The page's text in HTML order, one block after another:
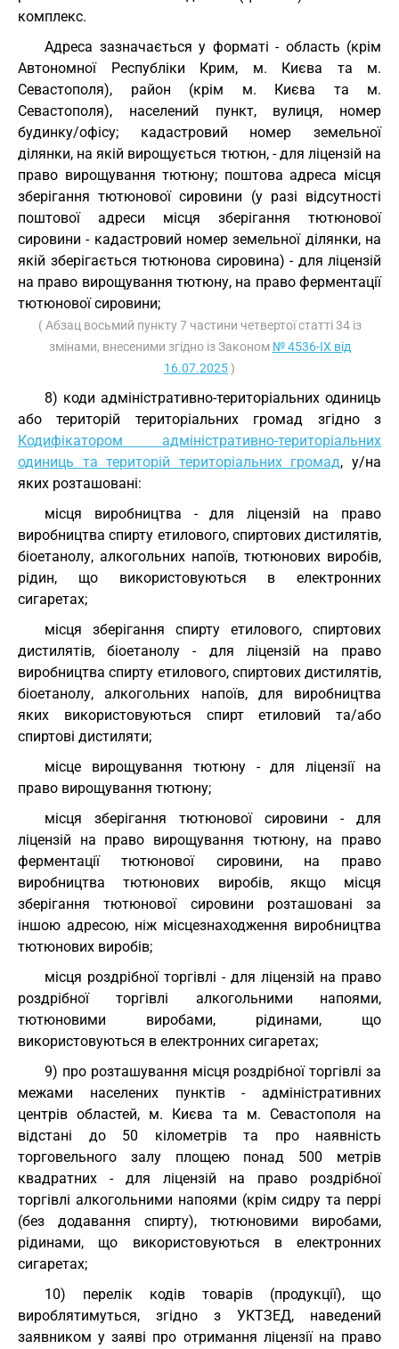
комплекс.
Адреса зазначається у форматі - область (крім
Автономної Республіки Крим, м. Києва та м.
Севастополя), район (крім м. Києва та м.
Севастополя), населений пункт, вулиця, номер
будинку/офісу; кадастровий номер земельної
ділянки, на якій вирощується тютюн, - для ліцензій на
право вирощування тютюну; поштова адреса місця
зберігання тютюнової сировини (у разі відсутності
поштової адреси місця зберігання тютюнової
сировини - кадастровий номер земельної ділянки, на
якій зберігається тютюнова сировина) - для ліцензій
на право вирощування тютюну, на право ферментації
тютюнової сировини;
( Абзац восьмий пункту 7 частини четвертої статті 34 із
змінами, внесеними згідно із Законом № 4536-IX від
16.07.2025)
8) коди адміністративно-територіальних одиниць
або територій територіальних громад згідно з
Кодифікатором адміністративно-територіальних
одиниць та територій територіальних громад, у/на
яких розташовані:
місця виробництва - для ліцензій на право
виробництва спирту етилового, спиртових дистилятів,
біоетанолу, алкогольних напоїв, тютюнових виробів,
рідин, що використовуються в електронних
сигаретах;
місця зберігання спирту етилового, спиртових
дистилятів, біоетанолу - для ліцензій на право
виробництва спирту етилового, спиртових дистилятів,
біоетанолу, алкогольних напоїв, для виробництва
яких використовуються спирт етиловий та/або
спиртові дистиляти;
місце вирощування тютюну - для ліцензії на
право вирощування тютюну;
місця зберігання тютюнової сировини - для
ліцензій на право вирощування тютюну, на право
ферментації тютюнової сировини, на право
виробництва тютюнових виробів, якщо місця
зберігання тютюнової сировини розташовані за
іншою адресою, ніж місцезнаходження виробництва
тютюнових виробів;
місця роздрібної торгівлі - для ліцензій на право
роздрібної торгівлі алкогольними напоями,
тютюновими виробами, рідинами, що
використовуються в електронних сигаретах;
9) про розташування місця роздрібної торгівлі за
межами населених пунктів - адміністративних
центрів областей, м. Києва та м. Севастополя на
відстані до 50 кілометрів та про наявність
торговельного залу площею понад 500 метрів
квадратних - для ліцензій на право роздрібної
торгівлі алкогольними напоями (крім сидру та перрі
(без додавання спирту), тютюновими виробами,
рідинами, що використовуються в електронних
сигаретах;
10) перелік кодів товарів (продукції), що
вироблятимуться, згідно з УКТЗЕД, наведений
заявником у заяві про отримання ліцензії на право